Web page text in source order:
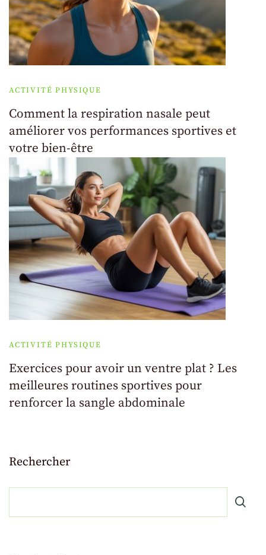
ACTIVITÉ PHYSIQUE
Comment la respiration nasale peut
améliorer vos performances sportives et
votre bien-être
ACTIVITÉ PHYSIQUE
Exercices pour avoir un ventre plat ? Les
meilleures routines sportives pour
renforcer la sangle abdominale
Rechercher